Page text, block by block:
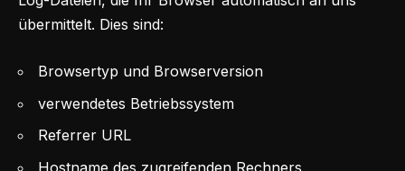
übermittelt. Dies sind:
Browsertyp und Browserversion
verwendetes Betriebssystem
Referrer URL
Hostname des zugreifenden Rechners